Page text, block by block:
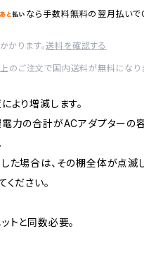
なら 手数料無料の 翌月払いで
かります。送料を確認する
ご注文で国内送料が無料になり
より増減します。
力の合計がACアダプターの
た場合は、その棚全体が点滅
ください。
トと同数必要。